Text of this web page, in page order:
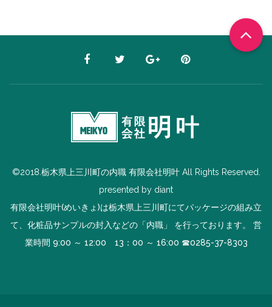
©2018.栃木県上三川町の内職 有限会社明叶 All Rights Reserved.
presented by diant
有限会社明叶(めいきょ)は栃木県上三川町にてパッケージの組み立
て、化粧品サンプルの封入などの「内職」 を行っております。 営
業時間 9:00 ～ 12:00 13：00 ～ 16:00 ☎0285-37-8303